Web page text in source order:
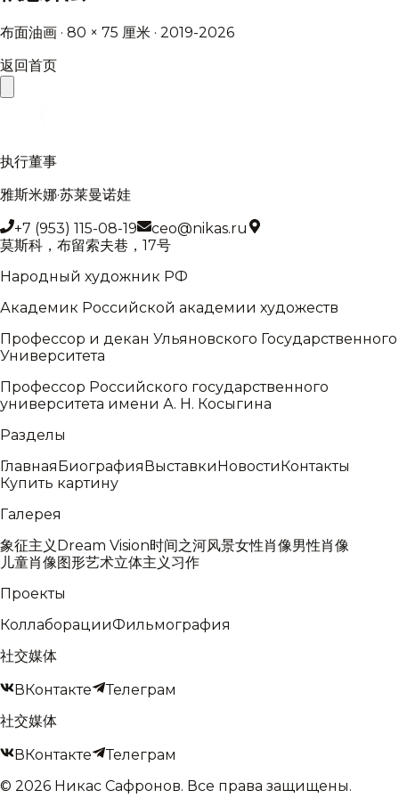
布面油画 · 80 × 75 厘米 · 2019-2026
返回首页
执行董事
雅斯米娜·苏莱曼诺娃
+7 (953) 115-08-19
ceo@nikas.ru
莫斯科，布留索夫巷，17号
Народный художник РФ
Академик Российской академии художеств
Профессор и декан Ульяновского Государственного
Университета
Профессор Российского государственного
университета имени А. Н. Косыгина
Разделы
ГлавнаяБиографияВыставкиНовостиКонтакты
Купить картину
Галерея
象征主义 Dream Vision时间之河风景女性肖像男性肖像
儿童肖像图形艺术立体主义 习作
Проекты
КоллаборацииФильмография
社交媒体
ВКонтакте
Телеграм
社交媒体
ВКонтакте
Телеграм
© 2026 Никас Сафронов. Все права защищены.